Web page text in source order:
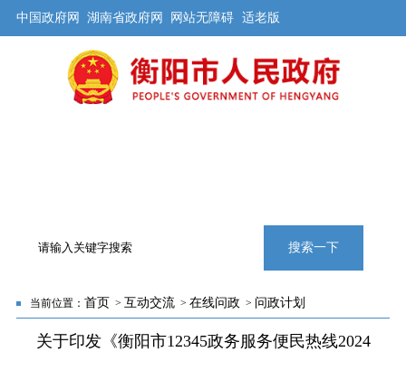
中国政府网 湖南省政府网 网站无障碍 适老版
搜索一下
当前位置： 首页 > 互动交流> 在线问政 > 问政计划
关于印发《衡阳市12345政务服务便民热线2024